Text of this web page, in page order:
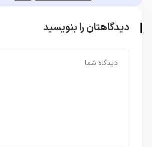
دیدگاهتان را بنویسید